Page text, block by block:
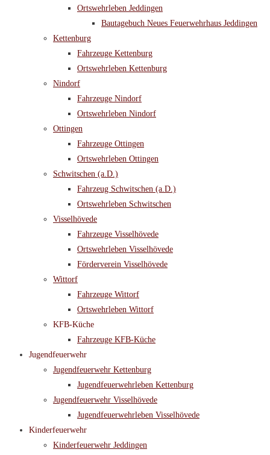
Ortswehrleben Jeddingen
Bautagebuch Neues Feuerwehrhaus Jeddingen
Kettenburg
Fahrzeuge Kettenburg
Ortswehrleben Kettenburg
Nindorf
Fahrzeuge Nindorf
Ortswehrleben Nindorf
Ottingen
Fahrzeuge Ottingen
Ortswehrleben Ottingen
Schwitschen (a.D.)
Fahrzeug Schwitschen (a.D.)
Ortswehrleben Schwitschen
Visselhövede
Fahrzeuge Visselhövede
Ortswehrleben Visselhövede
Förderverein Visselhövede
Wittorf
Fahrzeuge Wittorf
Ortswehrleben Wittorf
KFB-Küche
Fahrzeuge KFB-Küche
Jugendfeuerwehr
Jugendfeuerwehr Kettenburg
Jugendfeuerwehrleben Kettenburg
Jugendfeuerwehr Visselhövede
Jugendfeuerwehrleben Visselhövede
Kinderfeuerwehr
Kinderfeuerwehr Jeddingen